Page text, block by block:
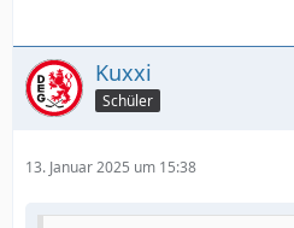
Kuxxi
Schüler
13. Januar 2025 um 15:38